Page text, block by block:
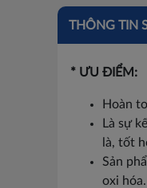
THÔNG TIN
* ƯU ĐIỂM:
Hoàn
Là sự
là, tốt
Sản
oxi hóa.